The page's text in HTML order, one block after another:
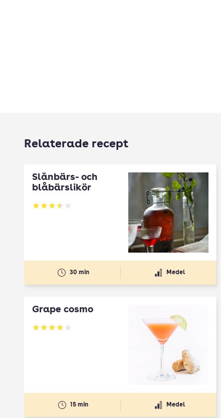
Relaterade recept
Slånbärs- och
blåbärslikör
Betyg: 3.53 av 5
30 min Medel
Grape cosmo
Betyg: 3.9 av 5
15 min Medel